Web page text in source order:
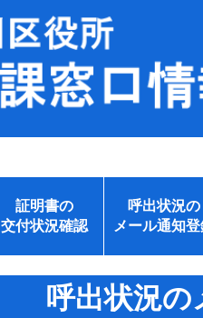
証明書の
交付状況確認
呼出状況の
メール通知登
呼出状況の